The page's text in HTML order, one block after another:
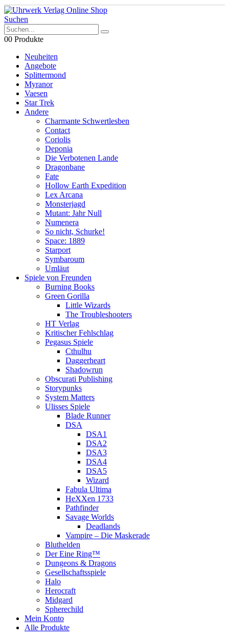
Suchen
00 Produkte
Neuheiten
Angebote
Splittermond
Myranor
Vaesen
Star Trek
Andere
Charmante Schwertlesben
Contact
Coriolis
Deponia
Die Verbotenen Lande
Dragonbane
Fate
Hollow Earth Expedition
Lex Arcana
Monsterjagd
Mutant: Jahr Null
Numenera
So nicht, Schurke!
Space: 1889
Starport
Symbaroum
Umläut
Spiele von Freunden
Burning Books
Green Gorilla
Little Wizards
The Troubleshooters
HT Verlag
Kritischer Fehlschlag
Pegasus Spiele
Cthulhu
Daggerheart
Shadowrun
Obscurati Publishing
Storypunks
System Matters
Ulisses Spiele
Blade Runner
DSA
DSA1
DSA2
DSA3
DSA4
DSA5
Wizard
Fabula Ultima
HeXXen 1733
Pathfinder
Savage Worlds
Deadlands
Vampire – Die Maskerade
Bluthelden
Der Eine Ring™
Dungeons & Dragons
Gesellschaftsspiele
Halo
Herocraft
Midgard
Spherechild
Mein Konto
Alle Produkte